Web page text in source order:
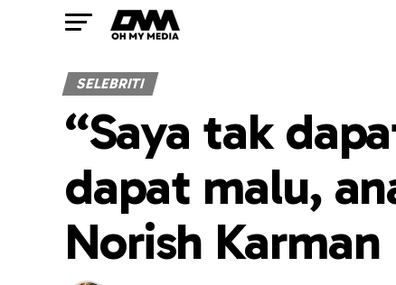
SELEBRITI
“Saya tak
dapat malu,
Norish Karman